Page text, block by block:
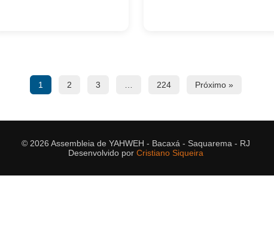
1 2 3 224 Próximo »
© 2026 Assembleia de YAHWEH - Bacaxá - Saquarema - RJ
Desenvolvido por Cristiano Siqueira